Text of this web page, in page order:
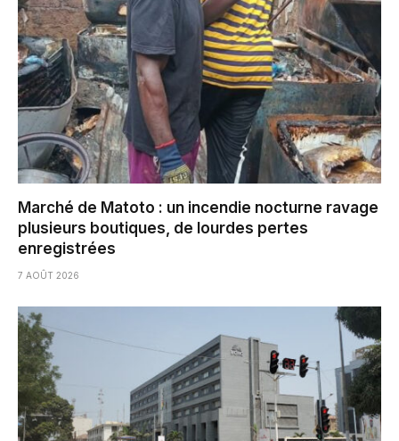
Marché de Matoto : un incendie nocturne ravage
plusieurs boutiques, de lourdes pertes
enregistrées
7 AOÛT 2026